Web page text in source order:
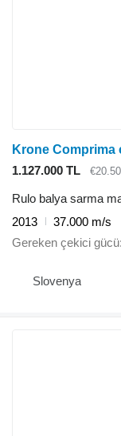
Krone Comprima
1.127.000 TL
Rulo balya sarma
2013
37.000 m/s
Gereken çekici gücü
Slovenya